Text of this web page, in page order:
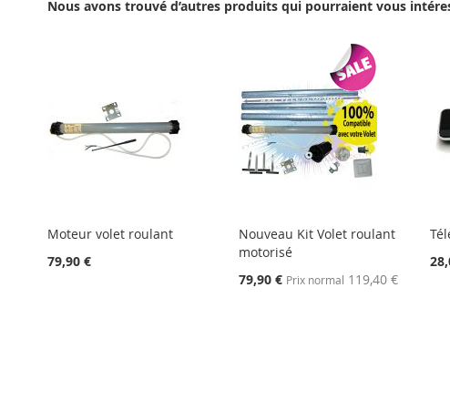
Nous avons trouvé d’autres produits qui pourraient vous
Moteur volet roulant
79,90 €
Nouveau Kit Volet roulant
motorisé
Prix
79,90 € Prix normal 119,40 €